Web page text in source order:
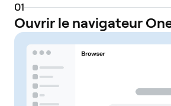
01
Ouvrir le navigateur